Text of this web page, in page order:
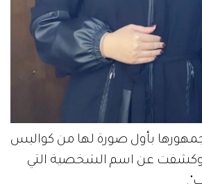
بأول صورة لها من كواليس
عن اسم الشخصية التي